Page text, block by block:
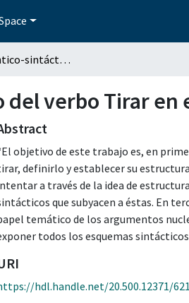
Análisis semántico-sintáctico del verbo Tirar en el español de México
verbo Tirar en
objetivo de este trabajo es, en
definirlo y establecer su
a través de la idea de
que subyacen a éstas. En
temático de los argumentos
todos los esquemas
hdl.handle.net/20.500.12371/